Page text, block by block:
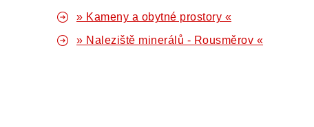
» Kameny a obytné prostory «
» Naleziště minerálů - Rousměrov «